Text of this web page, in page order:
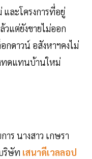
ละโครงการที่อยู่
วแต่ยังขายไม่ออก
กดาวน์ อสังหาฯคงไม่
ทดแทนบ้านใหม่
ร นางสาว เกษรา
ริษัท เสนาดีเวลลอป